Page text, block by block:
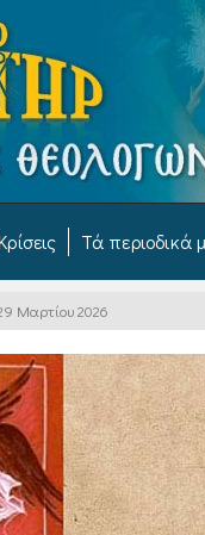
Τά περιοδικά
Μαρτίου 2026